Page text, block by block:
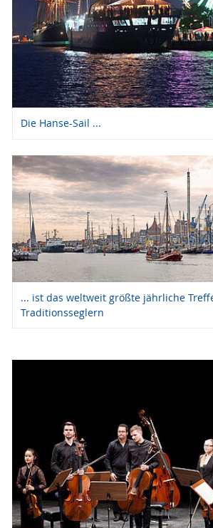
Die Hanse-Sail ...
... ist das weltweit größte jährliche
Traditionsseglern